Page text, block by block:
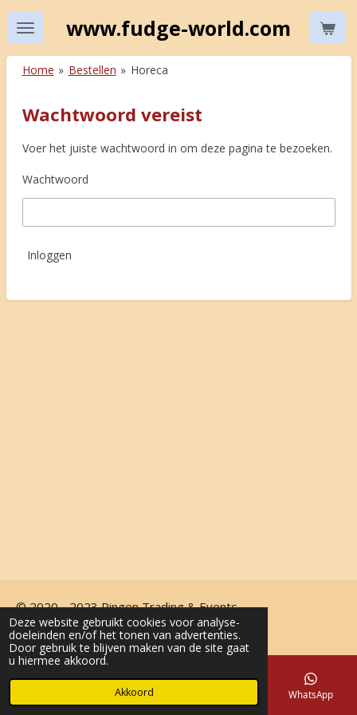
Deze website gebruikt cookies voor analyse-
doeleinden en/of het tonen van advertenties.
Door gebruik te blijven maken van de site gaat
u hiermee akkoord.
Akkoord
Ga
direct
naar
www.fudge-world.com
Home » Bestellen » Horeca
Wachtwoord vereist
Voer het juiste wachtwoord in om deze pagina te bezoeken.
Wachtwoord
Inloggen
© 2020 - 2023 Pingen Trading & Events
Powered byJouwWeb
Telefoonnummer WhatsApp